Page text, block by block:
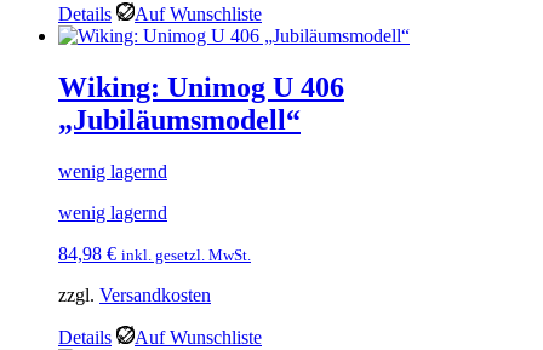
Details Auf Wunschliste
Wiking: Unimog U 406
„Jubiläumsmodell“
wenig lagernd
wenig lagernd
84,98 € inkl. gesetzl. MwSt.
zzgl. Versandkosten
Details Auf Wunschliste